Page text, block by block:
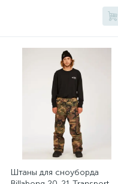
Штаны для сноуборда